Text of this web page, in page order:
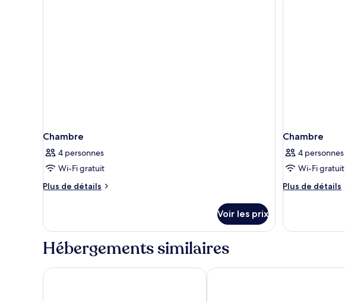
Chambre
4 personnes
Wi-Fi gratuit
Plus de détails
Plus
le
type
de
Chambre
Voir les prix
Chambre
4 personnes
Wi-Fi gratuit
Plus de détails
Plus
le
Chambre
Hébergements similaires
Colony Hotel Hotel Roma Tor Vergata